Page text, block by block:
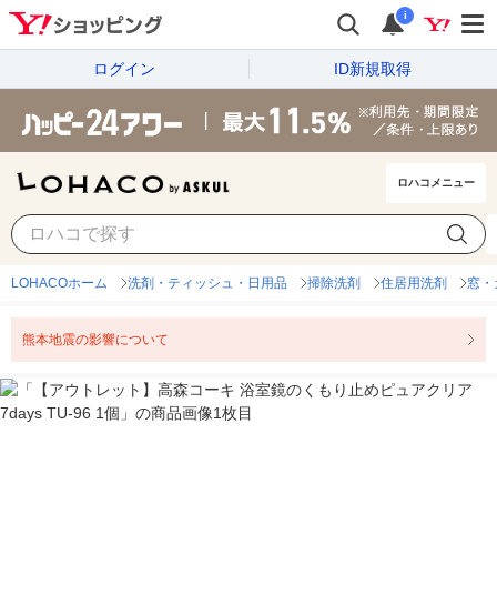
i
ログイン ID新規取得
ロハコメニュー
LOHACOホーム 洗剤・ティッシュ・日用品 掃除洗剤 住居用洗剤 窓
熊本地震の影響について